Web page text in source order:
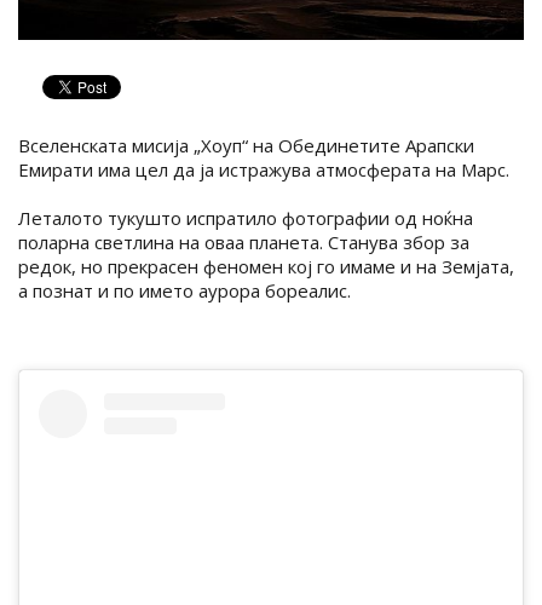
Вселенската мисија „Хоуп“ на Обединетите Арапски
Емирати има цел да ја истражува атмосферата на Марс.
Леталото тукушто испратило фотографии од ноќна
поларна светлина на оваа планета. Станува збор за
редок, но прекрасен феномен кој го имаме и на Земјата,
а познат и по името аурора бореалис.